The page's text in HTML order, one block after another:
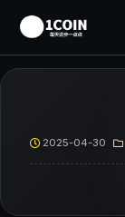
2025-04-30